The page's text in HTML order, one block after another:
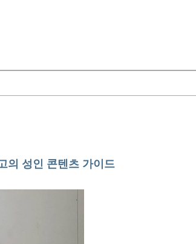
의 성인 콘텐츠 가이드